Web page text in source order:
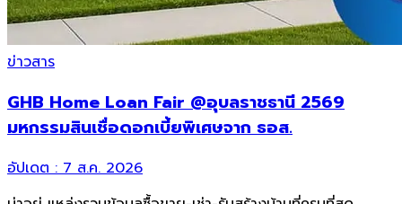
ข่าวสาร
GHB Home Loan Fair @อุบลราชธานี 2569
มหกรรมสินเชื่อดอกเบี้ยพิเศษจาก ธอส.
อัปเดต : 7 ส.ค. 2026